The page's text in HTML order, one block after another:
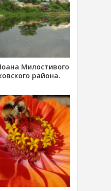
Милостивого
района.